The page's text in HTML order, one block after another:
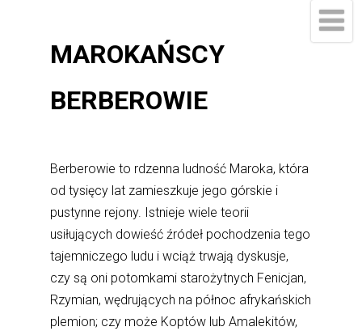
MAROKAŃSCY
BERBEROWIE
Berberowie to rdzenna ludność Maroka, która
od tysięcy lat zamieszkuje jego górskie i
pustynne rejony. Istnieje wiele teorii
usiłujących dowieść źródeł pochodzenia tego
tajemniczego ludu i wciąż trwają dyskusje,
czy są oni potomkami starożytnych Fenicjan,
Rzymian, wędrujących na północ afrykańskich
plemion; czy może Koptów lub Amalekitów,